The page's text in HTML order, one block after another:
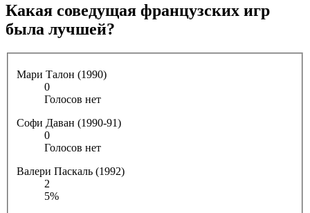
Какая соведущая французских игр
была лучшей?
Мари Талон (1990)
0
Голосов нет
Софи Даван (1990-91)
0
Голосов нет
Валери Паскаль (1992)
2
5%